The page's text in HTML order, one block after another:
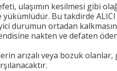
ulaşımın kesilmesi gibi
Bu takdirde
durumun ortadan
nakten ve defaten
arızalı veya bozuk olanlar,